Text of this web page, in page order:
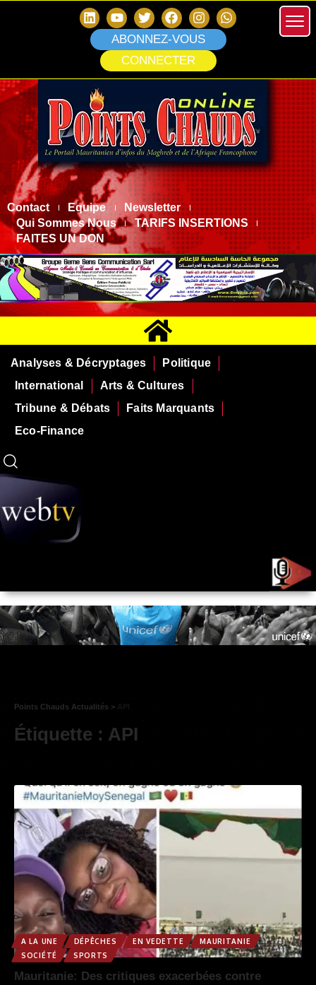
ABONNEZ-VOUS
CONNECTER
Contact Equipe
Newsletter
Qui Sommes Nous
TARIFS INSERTIONS
FAITES UN DON
Analyses & Décryptages
Politique
International
Arts & Cultures
Tribune & Débats
Faits Marquants
Eco-Finance
Points Chauds Actualités >
Étiquette : API
A LA UNE DÉPÊCHES EN VEDETTE
MAURITANIE
SOCIÉTÉ
SPORTS
Mauritanie: Des critiques exacerbées contre